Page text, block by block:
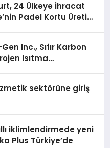
24 Ülkeye İhracat
Padel Kortu Üretim
Inc., Sıfır Karbon
Isıtma
sektörüne giriş
iklimlendirmede yeni
Plus Türkiye’de